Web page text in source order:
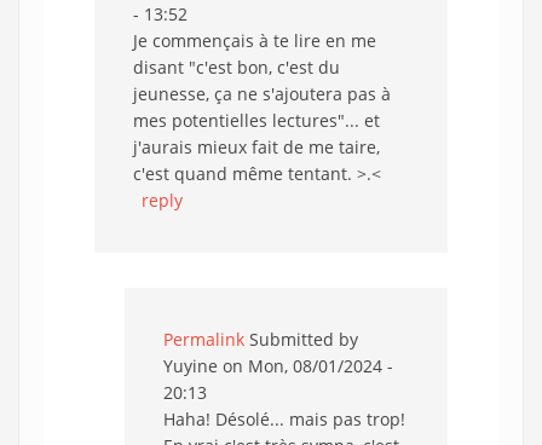
- 13:52
Je commençais à te lire en me
disant "c'est bon, c'est du
jeunesse, ça ne s'ajoutera pas à
mes potentielles lectures"... et
j'aurais mieux fait de me taire,
c'est quand même tentant. >.<
reply
Permalink Submitted by
Yuyine on Mon, 08/01/2024 -
20:13
Haha! Désolé... mais pas trop!